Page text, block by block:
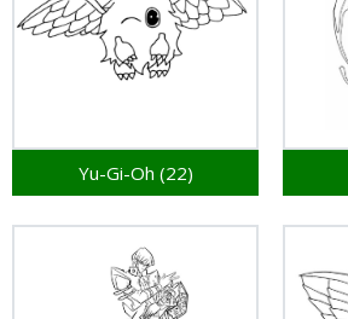
Yu-Gi-Oh (22)